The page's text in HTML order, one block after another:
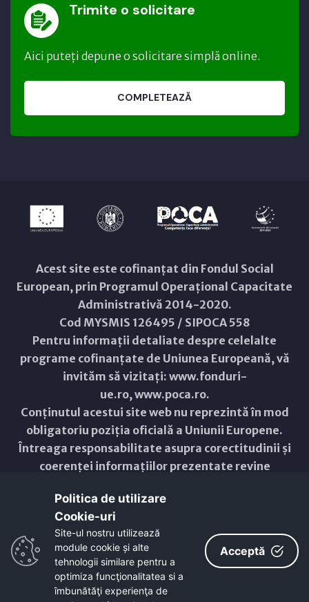
Trimite o solicitare
Aici puteți depune o solicitare simplă online.
COMPLETEAZĂ
Acest site este cofinanțat din Fondul Social
European, prin Programul Operațional Capacitate
Administrativă 2014-2020.
Cod MYSMIS 126495 / SIPOCA 558
Pentru informații detaliate despre celelalte
programe cofinanțate de Uniunea Europeană, vă
invităm să vizitați: www.fonduri-
ue.ro,www.poca.ro.
Conținutul acestui site web nu reprezintă în mod
obligatoriu poziția oficială a Uniunii Europene.
Întreaga responsabilitate asupra corectitudinii și
coerenței informațiilor prezentate revine
Copyright © 2021 - 2026 -
ResponsiveVoice
Non-Commercial License
Politica de utilizare
Cookie-uri‎
Site-ul nostru utilizează
module cookie și alte
tehnologii similare pentru a
optimiza funcţionalitatea si a
îmbunătăţi experienţa de
Acceptă